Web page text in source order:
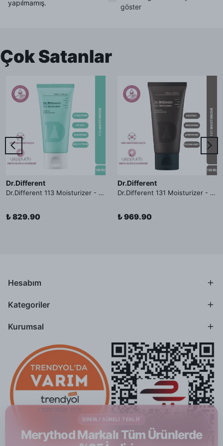
yapılmamış.
göster
Çok Satanlar
Dr.Different
Dr.Different 113 Moisturizer - Yağlı ve Hassas Cilt Tipleri İçin Yağ Asidi İçerikli Nemlendirici Krem
₺ 829.90
Dr.Different
Dr.Different 131 Moisturizer - Yaşlanma ve Kırışıklık Karşıtı Kolesterol İçerikli Nemlendirici Krem
₺ 969.90
Hesabım
Kategoriler
Kurumsal
SINIRLI SÜRELI TEKLIF
Merythod Markalı Tüm Ürünlerde